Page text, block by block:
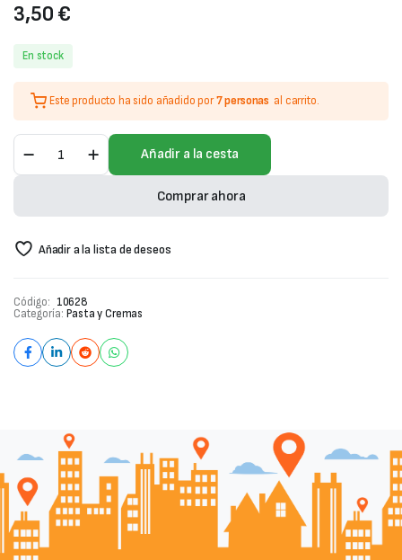
3,50€
En stock
Este producto ha sido añadido por7 personas al carrito.
alacena
85g
Añadir a la cesta
Comprar ahora
Añadir a la lista de deseos
Código: 10628
Categoría: Pasta y Cremas